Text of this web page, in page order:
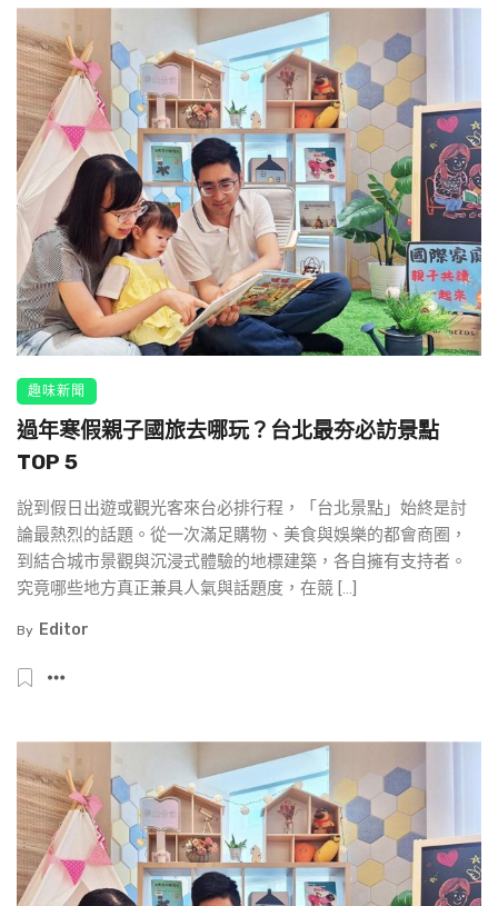
趣味新聞
過年寒假親子國旅去哪玩？台北最夯必訪景點
TOP 5
說到假日出遊或觀光客來台必排行程，「台北景點」始終是討
論最熱烈的話題。從一次滿足購物、美食與娛樂的都會商圈，
到結合城市景觀與沉浸式體驗的地標建築，各自擁有支持者。
究竟哪些地方真正兼具人氣與話題度，在競 […]
By Editor